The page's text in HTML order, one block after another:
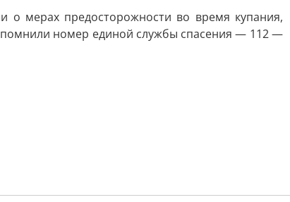
о мерах предосторожности во время купания,
номер единой службы спасения — 112 —